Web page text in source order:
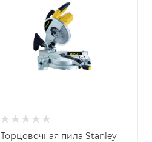
Торцовочная пила Stanley